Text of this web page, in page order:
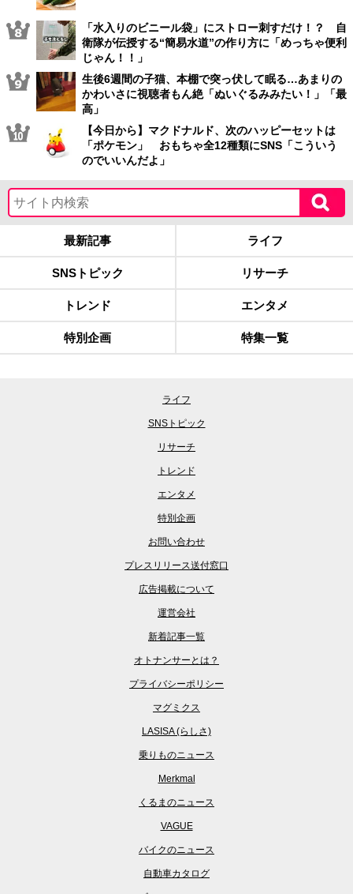
「水入りのビニール袋」にストロー刺すだけ！？ 自
衛隊が伝授する“簡易水道”の作り方に「めっちゃ便利
じゃん！！」
生後6週間の子猫、本棚で突っ伏して眠る…あまりの
かわいさに視聴者もん絶「ぬいぐるみみたい！」「最
高」
【今日から】マクドナルド、次のハッピーセットは
「ポケモン」 おもちゃ全12種類にSNS「こういう
のでいいんだよ」
最新記事 ライフ
SNSトピック リサーチ
トレンド エンタメ
特別企画 特集一覧
ライフ
SNSトピック
リサーチ
トレンド
エンタメ
特別企画
お問い合わせ
プレスリリース送付窓口
広告掲載について
運営会社
新着記事一覧
オトナンサーとは？
プライバシーポリシー
マグミクス
LASISA (らしさ)
乗りものニュース
Merkmal
くるまのニュース
VAGUE
バイクのニュース
自動車カタログ